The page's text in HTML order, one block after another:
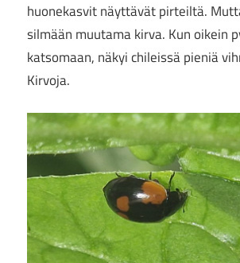
huonekasvit näyttävät pirteiltä.
silmään muutama kirva. Kun oikein
katsomaan, näkyi chileissä pieniä
Kirvoja.